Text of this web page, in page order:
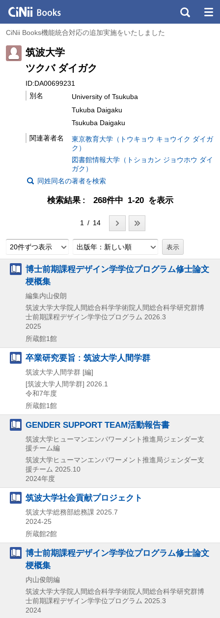
CiNii Books機能統合対応の追加実施をいたしました
筑波大学
ツクバ ダイガク
ID:DA00699231
別名
University of Tsukuba
Tukuba Daigaku
Tsukuba Daigaku
関連著者名
東京教育大学（トウキョウ キョウイク ダイガ
ク）
図書館情報大学（トショカン ジョウホウ ダイ
ガク）
同姓同名の著者を検索
検索結果 268件中 1-20 を表示
1 / 14
20件ずつ表示 出版年：新しい順
博士前期課程デザイン学学位プログラム修士論文
梗概集
編集内山俊朗
筑波大学大学院人間総合科学学術院人間総合科学研究群博
士前期課程デザイン学学位プログラム 2026.3
2025
所蔵館1館
卒業研究要旨 : 筑波大学人間学群
筑波大学人間学群 [編]
[筑波大学人間学群] 2026.1
令和7年度
所蔵館1館
GENDER SUPPORT TEAM活動報告書
筑波大学ヒューマンエンパワーメント推進局ジェンダー支
援チーム編
筑波大学ヒューマンエンパワーメント推進局ジェンダー支
援チーム 2025.10
2024年度
筑波大学社会貢献プロジェクト
筑波大学総務部総務課 2025.7
2024-25
所蔵館2館
博士前期課程デザイン学学位プログラム修士論文
梗概集
内山俊朗編
筑波大学大学院人間総合科学学術院人間総合科学研究群博
士前期課程デザイン学学位プログラム 2025.3
2024